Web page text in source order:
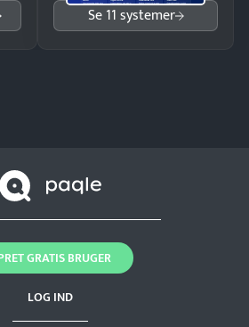
Se 11 systemer
LOG IND
GRATIS BRUGER